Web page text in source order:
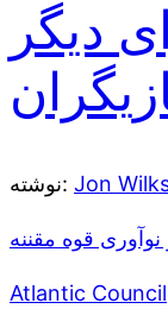
دیگر
نوشته: Jon
قوه مقننه
Atlantic Council